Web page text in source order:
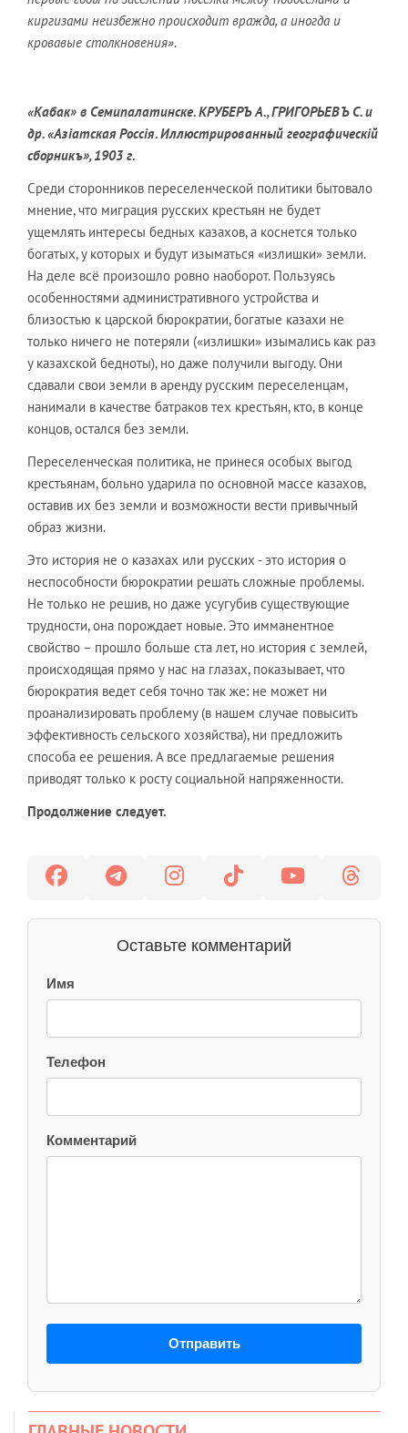
киргизами неизбежно происходит вражда, а иногда и
кровавые столкновения».
«Кабак» в Семипалатинске.КРУБЕРЪ А., ГРИГОРЬЕВЪ С. и
др. «Азiатская Россiя. Иллюстрированный географическiй
сборникъ», 1903 г.
Среди сторонников переселенческой политики бытовало
мнение, что миграция русских крестьян не будет
ущемлять интересы бедных казахов, а коснется только
богатых, у которых и будут изыматься «излишки» земли.
На деле всё произошло ровно наоборот. Пользуясь
особенностями административного устройства и
близостью к царской бюрократии, богатые казахи не
только ничего не потеряли («излишки» изымались как раз
у казахской бедноты), но даже получили выгоду. Они
сдавали свои земли в аренду русским переселенцам,
нанимали в качестве батраков тех крестьян, кто, в конце
концов, остался без земли.
Переселенческая политика, не принеся особых выгод
крестьянам, больно ударила по основной массе казахов,
оставив их без земли и возможности вести привычный
образ жизни.
Это история не о казахах или русских - это история о
неспособности бюрократии решать сложные проблемы.
Не только не решив, но даже усугубив существующие
трудности, она порождает новые. Это имманентное
свойство – прошло больше ста лет, но история с землей,
происходящая прямо у нас на глазах, показывает, что
бюрократия ведет себя точно так же: не может ни
проанализировать проблему (в нашем случае повысить
эффективность сельского хозяйства), ни предложить
способа ее решения. А все предлагаемые решения
приводят только к росту социальной напряженности.
Продолжение следует.
Оставьте комментарий
Имя
Телефон
Комментарий
Отправить